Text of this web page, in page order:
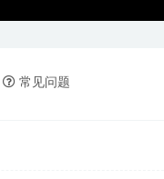
常见问题